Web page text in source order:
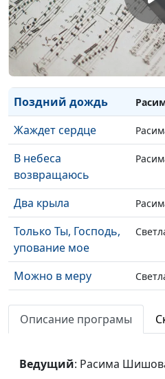
Песня души
Облако любви
Господь - моя хвала
Поздний дождь
Жаждет сердце
В небеса
возвращаюсь
Два крыла
Только Ты, Господь,
упование мое
Можно в меру
Научи меня, Боже,
молиться
мой Бог
Описание програмы
Ведущий: Расима